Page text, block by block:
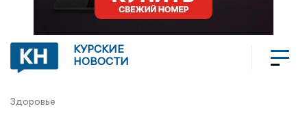
КУРСКИЕ
НОВОСТИ
Здоровье